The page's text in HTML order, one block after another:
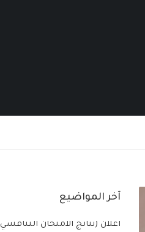
آخر المواضيع
أعلان (نتائج الامتحان التنافسي